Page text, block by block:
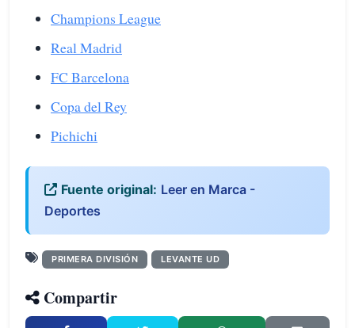
Champions League
Real Madrid
FC Barcelona
Copa del Rey
Pichichi
Fuente original: Leer en Marca -
Deportes
PRIMERA DIVISIÓN LEVANTE UD
Compartir